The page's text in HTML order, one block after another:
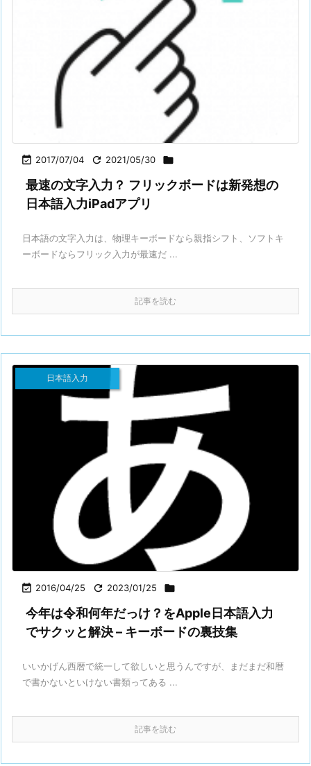
 2017/07/04  2021/05/30 
最速の文字入力？ フリックボードは新発想の
日本語入力iPadアプリ
日本語の文字入力は、物理キーボードなら親指シフト、ソフトキ
ーボードならフリック入力が最速だ ...
記事を読む
 2016/04/25  2023/01/25 
日本語入力
今年は令和何年だっけ？をApple日本語入力
でサクッと解決 – キーボードの裏技集
いいかげん西暦で統一して欲しいと思うんですが、まだまだ和暦
で書かないといけない書類ってある ...
記事を読む